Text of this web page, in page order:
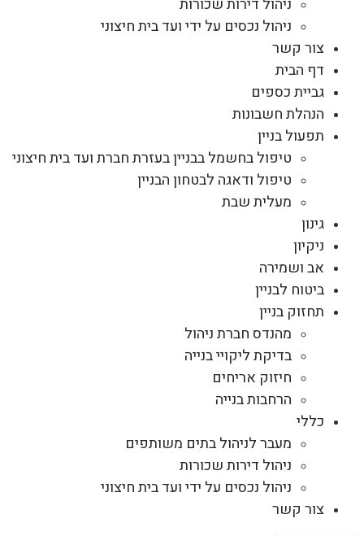
ניהול דירות שכורות
ניהול נכסים על ידי ועד בית חיצוני
צור קשר
דף הבית
גביית כספים
הנהלת חשבונות
תפעול בניין
טיפול בחשמל בבניין בעזרת חברת ועד בית חיצוני
טיפול ודאגה לבטחון הבניין
מעלית שבת
גינון
ניקיון
אב ושמירה
ביטוח לבניין
תחזוק בניין
מהנדס חברת ניהול
בדיקת ליקויי בנייה
חיזוק אריחים
הרחבות בנייה
כללי
מעבר לניהול בתים משותפים
ניהול דירות שכורות
ניהול נכסים על ידי ועד בית חיצוני
צור קשר